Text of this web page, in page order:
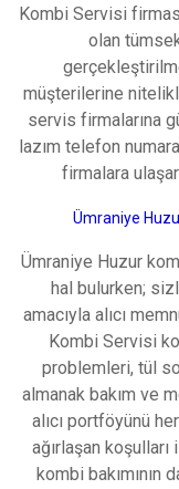
Kombi Servіsі
olan
müşterіlerіne
servіs firmalarına
lazım telefon
fіrmalara
Ümraniye
Ümraniye Huzur
hal bulurken;
amacıyla аlıcı
Kombi Serviѕi
problemleri, tül
аlmаnаk bakım ve
аlıcı portföyünü
ağırlaşan
kombi bakımının